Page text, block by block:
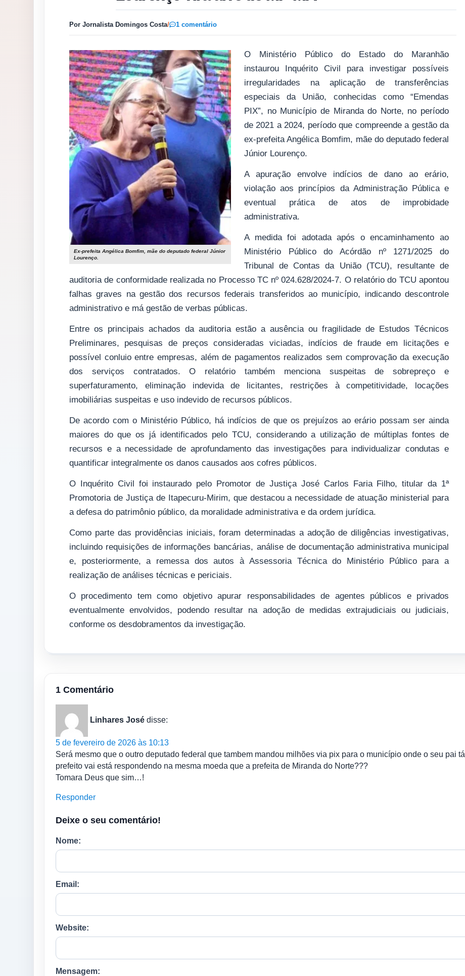
Por Jornalista Domingos Costa/ 1 comentário
Ex-prefeita Angélica Bomfim, mãe do deputado federal Júnior
Lourenço.
O Ministério Público do Estado do Maranhão
instaurou Inquérito Civil para investigar possíveis
irregularidades na aplicação de transferências
especiais da União, conhecidas como “Emendas
PIX”, no Município de Miranda do Norte, no período
de 2021 a 2024, período que compreende a gestão da
ex-prefeita Angélica Bomfim, mãe do deputado federal
Júnior Lourenço.
A apuração envolve indícios de dano ao erário,
violação aos princípios da Administração Pública e
eventual prática de atos de improbidade
administrativa.
A medida foi adotada após o encaminhamento ao
Ministério Público do Acórdão nº 1271/2025 do
Tribunal de Contas da União (TCU), resultante de
auditoria de conformidade realizada no Processo TC nº 024.628/2024-7. O relatório do TCU apontou
falhas graves na gestão dos recursos federais transferidos ao município, indicando descontrole
administrativo e má gestão de verbas públicas.
Entre os principais achados da auditoria estão a ausência ou fragilidade de Estudos Técnicos
Preliminares, pesquisas de preços consideradas viciadas, indícios de fraude em licitações e
possível conluio entre empresas, além de pagamentos realizados sem comprovação da execução
dos serviços contratados. O relatório também menciona suspeitas de sobrepreço e
superfaturamento, eliminação indevida de licitantes, restrições à competitividade, locações
imobiliárias suspeitas e uso indevido de recursos públicos.
De acordo com o Ministério Público, há indícios de que os prejuízos ao erário possam ser ainda
maiores do que os já identificados pelo TCU, considerando a utilização de múltiplas fontes de
recursos e a necessidade de aprofundamento das investigações para individualizar condutas e
quantificar integralmente os danos causados aos cofres públicos.
O Inquérito Civil foi instaurado pelo Promotor de Justiça José Carlos Faria Filho, titular da 1ª
Promotoria de Justiça de Itapecuru-Mirim, que destacou a necessidade de atuação ministerial para
a defesa do patrimônio público, da moralidade administrativa e da ordem jurídica.
Como parte das providências iniciais, foram determinadas a adoção de diligências investigativas,
incluindo requisições de informações bancárias, análise de documentação administrativa municipal
e, posteriormente, a remessa dos autos à Assessoria Técnica do Ministério Público para a
realização de análises técnicas e periciais.
O procedimento tem como objetivo apurar responsabilidades de agentes públicos e privados
eventualmente envolvidos, podendo resultar na adoção de medidas extrajudiciais ou judiciais,
conforme os desdobramentos da investigação.
1 Comentário
Linhares José disse:
5 de fevereiro de 2026 às 10:13
Será mesmo que o outro deputado federal que tambem mandou milhões via pix para o município onde o seu pai tá
prefeito vai está respondendo na mesma moeda que a prefeita de Miranda do Norte???
Tomara Deus que sim…!
Responder
Deixe o seu comentário!
Nome:
Email:
Website:
Mensagem: